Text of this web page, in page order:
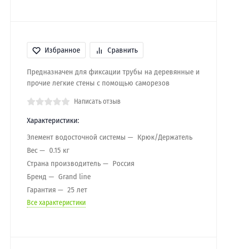
Избранное Сравнить
Предназначен для фиксации трубы на деревянные и
прочие легкие стены с помощью саморезов
Написать отзыв
Характеристики:
Элемент водосточной системы
Крюк/Держатель
Вес
0.15 кг
Страна производитель
Россия
Бренд
Grand line
Гарантия
25 лет
Все характеристики